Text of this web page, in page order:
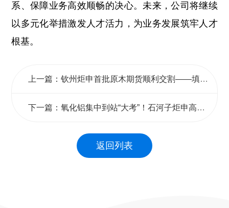
系、保障业务高效顺畅的决心。未来，公司将继续
以多元化举措激发人才活力，为业务发展筑牢人才
根基。
上一篇：钦州炬申首批原木期货顺利交割——填补广西原木期货交割领域空白
下一篇：氧化铝集中到站“大考”！石河子炬申高效联动，畅通客户“原料供给线”
返回列表